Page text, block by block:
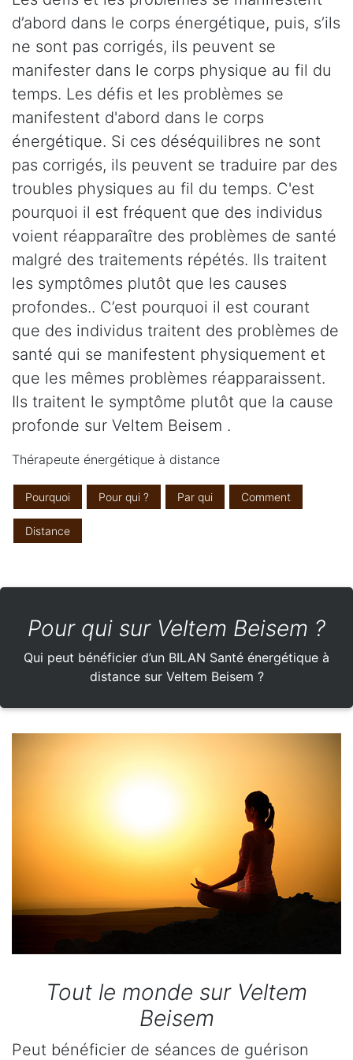
d’abord dans le corps énergétique, puis, s’ils
ne sont pas corrigés, ils peuvent se
manifester dans le corps physique au fil du
temps. Les défis et les problèmes se
manifestent d'abord dans le corps
énergétique. Si ces déséquilibres ne sont
pas corrigés, ils peuvent se traduire par des
troubles physiques au fil du temps. C'est
pourquoi il est fréquent que des individus
voient réapparaître des problèmes de santé
malgré des traitements répétés. Ils traitent
les symptômes plutôt que les causes
profondes.. C’est pourquoi il est courant
que des individus traitent des problèmes de
santé qui se manifestent physiquement et
que les mêmes problèmes réapparaissent.
Ils traitent le symptôme plutôt que la cause
profonde sur Veltem Beisem .
Thérapeute énergétique à distance
Pourquoi Pour qui ? Par qui Comment
Distance
Pour qui sur Veltem Beisem ?
Qui peut bénéficier d’un BILAN Santé énergétique à
distance sur Veltem Beisem ?
Tout le monde sur Veltem
Beisem
Peut bénéficier de séances de guérison